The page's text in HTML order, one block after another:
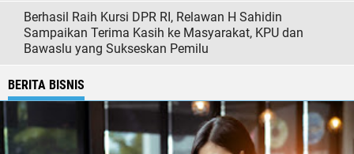
Berhasil Raih Kursi DPR RI, Relawan H Sahidin
Sampaikan Terima Kasih ke Masyarakat, KPU dan
Bawaslu yang Sukseskan Pemilu
BERITA BISNIS